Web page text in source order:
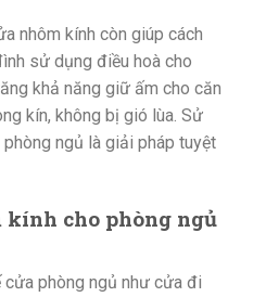
nhôm kính còn giúp cách
sử dụng điều hoà cho
khả năng giữ ấm cho căn
kín, không bị gió lùa. Sử
ngủ là giải pháp tuyệt
kính cho phòng ngủ
cửa phòng ngủ như cửa đi